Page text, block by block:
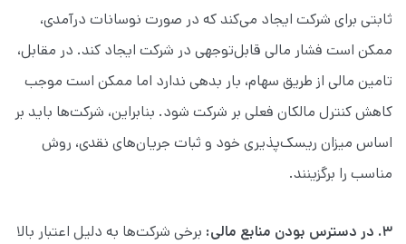
ثابتی برای شرکت ایجاد می‌کند که در صورت نوسانات درآمدی،
ممکن است فشار مالی قابل‌توجهی در شرکت ایجاد کند. در مقابل،
تامین مالی از طریق سهام، بار بدهی ندارد اما ممکن است موجب
کاهش کنترل مالکان فعلی بر شرکت شود. بنابراین، شرکت‌ها باید بر
اساس میزان ریسک‌پذیری خود و ثبات جریان‌های نقدی، روش
مناسب را برگزینند.
۳. در دسترس بودن منابع مالی:
برخی شرکت‌ها به دلیل اعتبار بالا